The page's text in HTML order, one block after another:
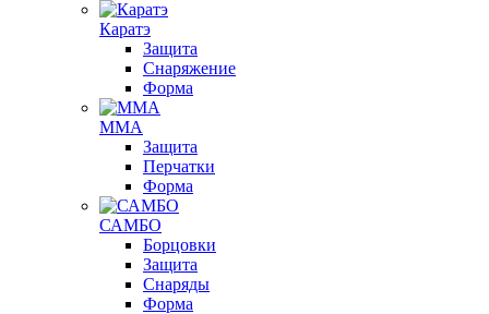
Каратэ
Защита
Снаряжение
Форма
ММА
Защита
Перчатки
Форма
САМБО
Борцовки
Защита
Снаряды
Форма